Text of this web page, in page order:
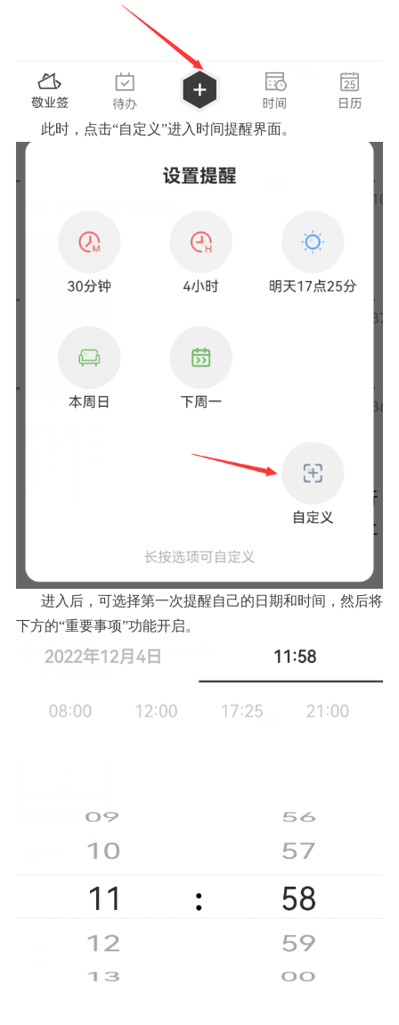
此时，点击“自定义”进入时间提醒界面。
进入后，可选择第一次提醒自己的日期和时间，然后将
下方的“重要事项”功能开启。